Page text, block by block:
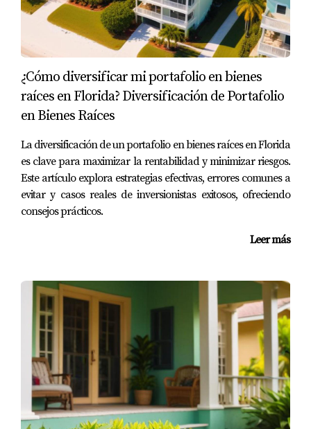
preconstrucción de condominios tiene grandes
oportunidades. Si buscas estabilidad absoluta,
protección de capital y un activo que absorba la inflación
de forma natural, losTownhousesy las casas familiares
son tu mejor puerto seguro.
que te llama la atención para ver qué tipo de estructura
se adapta mejor a tu presupuesto y tus metas
contables?Escríbeme hoy mismo. Pongamos los
números sobre la mesa y elijamos con lógica financiera.
¿Cómo diversificar mi portafolio en bienes
raíces en Florida? Diversificación de Portafolio
en Bienes Raíces
La diversificación de un portafolio en bienes raíces en Florida
es clave para maximizar la rentabilidad y minimizar riesgos.
Este artículo explora estrategias efectivas, errores comunes a
evitar y casos reales de inversionistas exitosos, ofreciendo
consejos prácticos.
Leer más